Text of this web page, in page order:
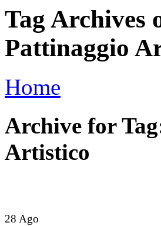
Tag Archives
Pattinaggio
Home
Archive for
Artistico
28 Ago